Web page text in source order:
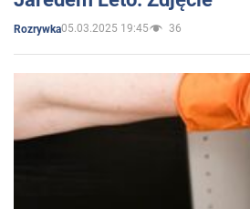
Rozrywka05.03.2025 19:45 36